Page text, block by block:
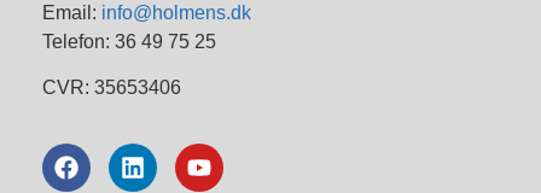
Email: info@holmens.dk
Telefon: 36 49 75 25
CVR: 35653406